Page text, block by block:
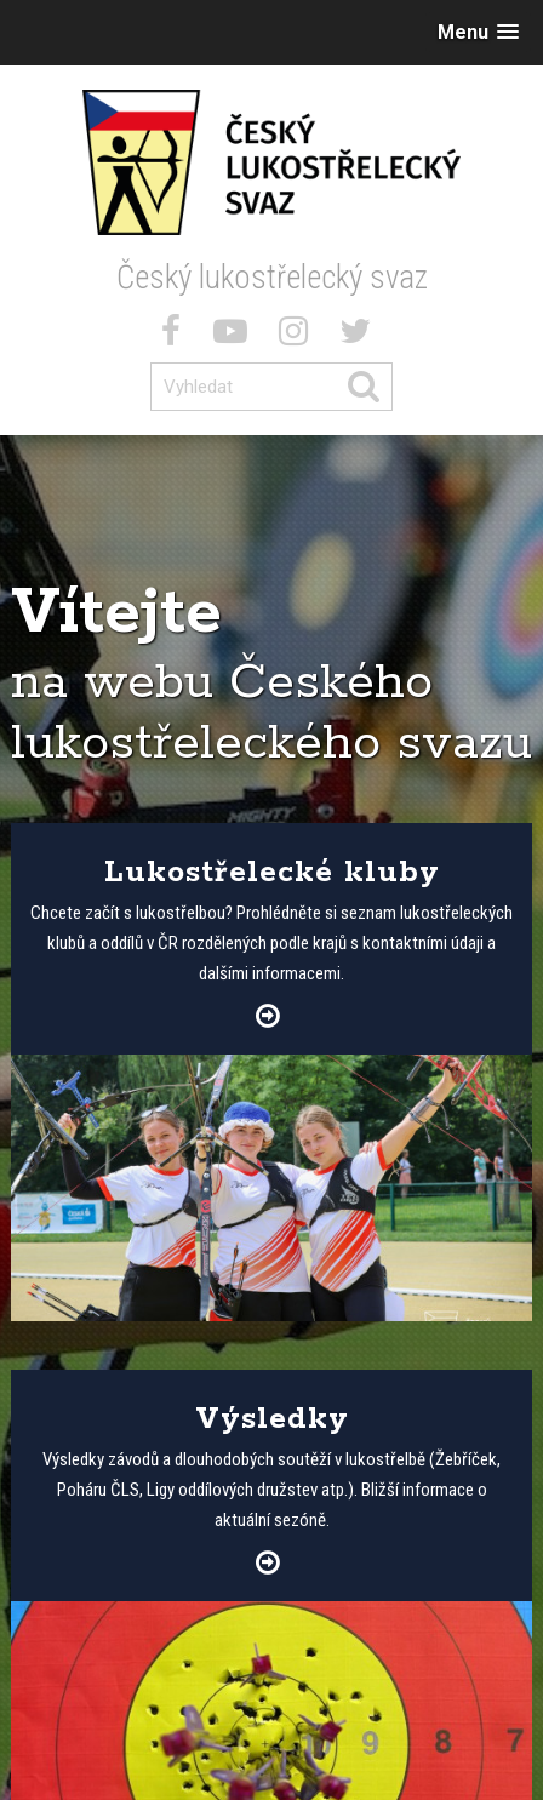
Menu
Český lukostřelecký svaz
Vítejte
na webu Českého
lukostřeleckého svazu
Lukostřelecké kluby
Chcete začít s lukostřelbou? Prohlédněte si seznam lukostřeleckých
klubů a oddílů v ČR rozdělených podle krajů s kontaktními údaji a
dalšími informacemi.
Výsledky
Výsledky závodů a dlouhodobých soutěží v lukostřelbě (Žebříček,
Poháru ČLS, Ligy oddílových družstev atp.). Bližší informace o
aktuální sezóně.